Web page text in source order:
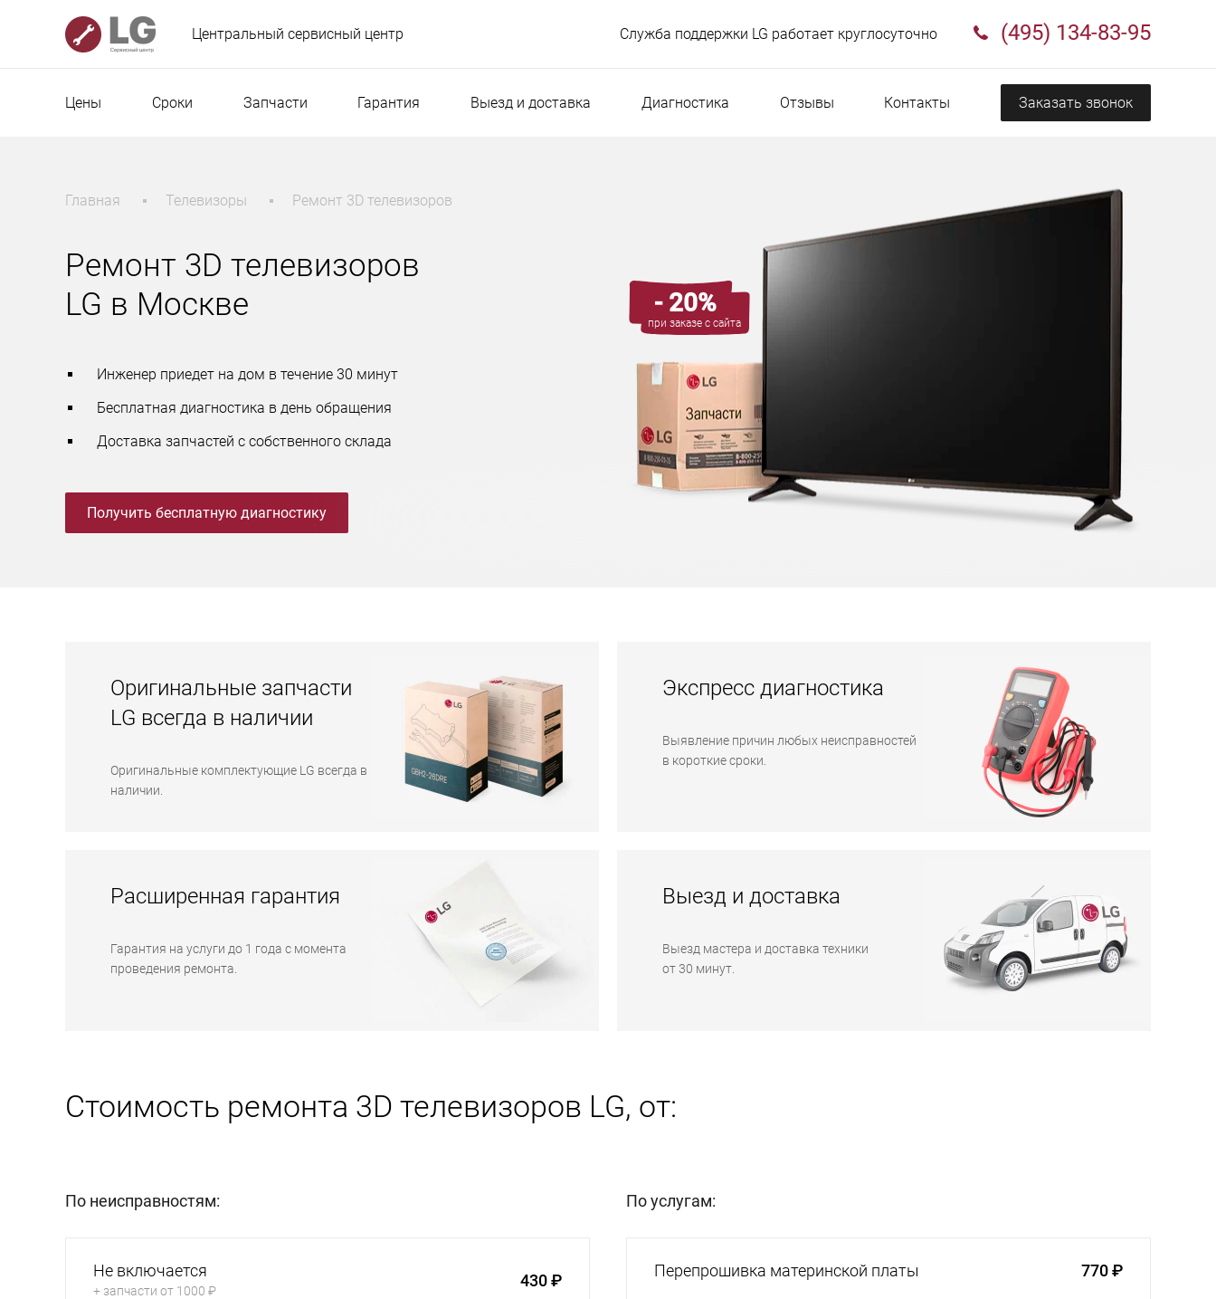
Центральный сервисный центр Служба поддержки LG работает круглосуточно (495) 134-83-95
Цены Сроки Запчасти Гарантия Выезд и доставка Диагностика Отзывы Контакты Заказать звонок
- 20%
при заказе с сайта
Главная Телевизоры Ремонт 3D телевизоров
Ремонт 3D телевизоров
LG в Москве
Инженер приедет на дом в течение 30 минут
Бесплатная диагностика в день обращения
Доставка запчастей с собственного склада
Получить бесплатную диагностику
Оригинальные запчасти
LG всегда в наличии
Оригинальные комплектующие LG всегда в
наличии.
Экспресс диагностика
Выявление причин любых неисправностей
в короткие сроки.
Расширенная гарантия
Гарантия на услуги до 1 года с момента
проведения ремонта.
Выезд и доставка
Выезд мастера и доставка техники
от 30 минут.
Стоимость ремонта 3D телевизоров LG, от:
По неисправностям:
Не включается
+ запчасти от 1000 ₽
430 ₽
По услугам:
Перепрошивка материнской платы 770 ₽